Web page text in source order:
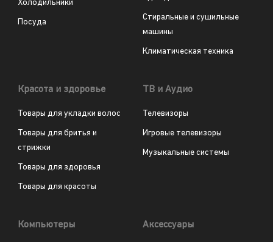
Холодильники
Посуда
Стиральные и сушильные
машины
Климатическая техника
Красота и здоровье
Товары для укладки волос
Товары для бритья и
стрижки
Товары для здоровья
Товары для красоты
ТВ и Аудио
Телевизоры
Игровые телевизоры
Музыкальные системы
Компьютеры Аксессуары